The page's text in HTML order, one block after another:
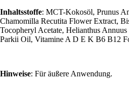
Inhaltsstoffe: MCT-Kokosöl, Prunus
Chamomilla Recutita Flower Extract,
Tocopheryl Acetate, Helianthus
Parkii Oil, Vitamine A D E K B6 B12
Hinweise: Für äußere Anwendung.